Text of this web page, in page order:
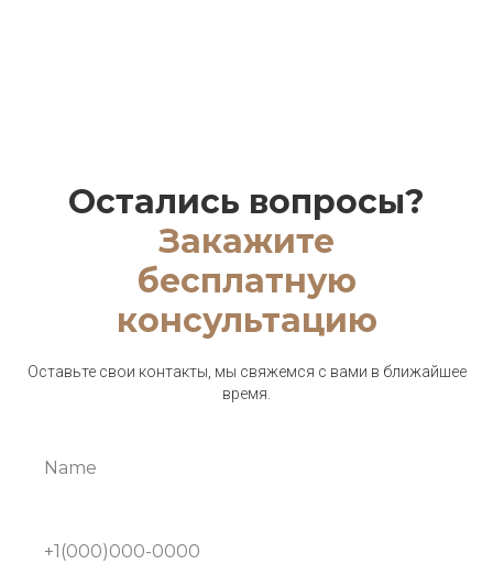
Остались вопросы?
Закажите
бесплатную
консультацию
Оставьте свои контакты, мы свяжемся с вами в ближайшее
время.